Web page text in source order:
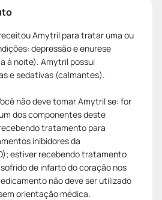
Amytril para tratar uma ou
depressão e enurese
à noite). Amytril possui
e sedativas (calmantes).
não deve tomar Amytril se: for
dos componentes deste
tratamento para
inibidores da
estiver recebendo tratamento
de infarto do coração nos
não deve ser utilizado
orientação médica.